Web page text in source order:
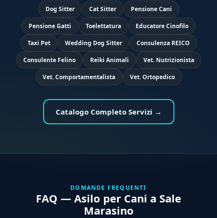
Dog Sitter Cat Sitter Pensione Cani
Pensione Gatti Toelettatura Educatore Cinofilo
Taxi Pet Wedding Dog Sitter Consulenza REICO
Consulente Felino Reiki Animali Vet. Nutrizionista
Vet. Comportamentalista Vet. Ortopedico
Catalogo Completo Servizi →
DOMANDE FREQUENTI
FAQ — Asilo per Cani a Sale
Marasino